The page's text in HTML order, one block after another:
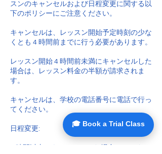
🎓 Book a Trial Class
スンのキャンセルおよび日程変更に関する以
下のポリシーにご注意ください。
キャンセルは、レッスン開始予定時刻の少な
くとも 4 時間前までに行う必要があります。
レッスン開始 4 時間前未満にキャンセルした
場合は、レッスン料金の半額が請求されま
す。
キャンセルは、学校の電話番号に電話で行っ
てください。
日程変更: